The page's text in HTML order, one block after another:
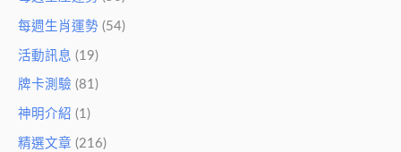
每週生肖運勢 (54)
活動訊息 (19)
牌卡測驗 (81)
神明介紹 (1)
精選文章 (216)